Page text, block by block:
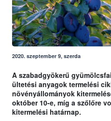
2020. szeptember 9, szerda
A szabadgyökerű
ültetési anyagok termelési
növényállományok
október 10-e, míg a szőlőre
kitermelési határnap.